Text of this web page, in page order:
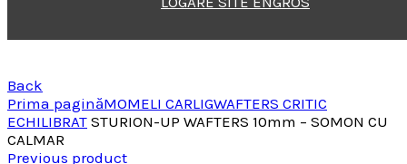
Back
Prima paginăMOMELI CARLIGWAFTERS CRITIC
ECHILIBRAT STURION-UP WAFTERS 10mm – SOMON CU
CALMAR
Previous product